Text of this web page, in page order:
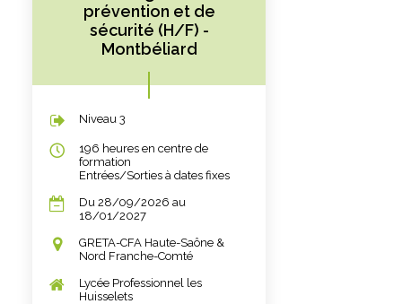
prévention et de
sécurité (H/F) -
Montbéliard
Niveau 3
196 heures en centre de
formation
Entrées/Sorties à dates fixes
Du 28/09/2026 au
18/01/2027
GRETA-CFA Haute-Saône &
Nord Franche-Comté
Lycée Professionnel les
Huisselets